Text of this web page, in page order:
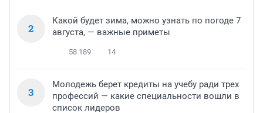
2
Какой будет зима, можно узнать по погоде 7
августа, — важные приметы
58 189 14
3
Молодежь берет кредиты на учебу ради трех
профессий — какие специальности вошли в
список лидеров